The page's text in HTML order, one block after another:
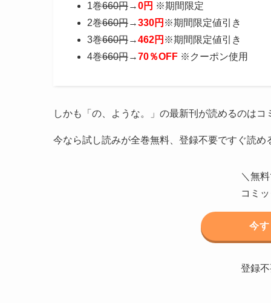
1巻660円→0円 ※期間限定
2巻660円→330円 ※期間限定値引き
3巻660円→462円 ※期間限定値引き
4巻660円→70％OFF ※クーポン使用
しかも「の、ような。」の最新刊が読めるのは
今なら試し読みが全巻無料、登録不要ですぐ読
＼無
コミ
今
登録